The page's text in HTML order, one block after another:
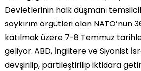
Devletlerinin halk düşmanı
soykırım örgütleri olan NATO’nun
katılmak üzere 7-8 Temmuz
geliyor. ABD, İngiltere ve Siyonist
devşirilip, partileştirilip iktidara